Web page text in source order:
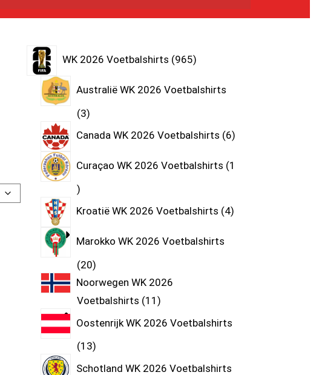
WK 2026 Voetbalshirts 965
Australië WK 2026 Voetbalshirts
3
Canada WK 2026 Voetbalshirts 6
Curaçao WK 2026 Voetbalshirts 1
Kroatië WK 2026 Voetbalshirts 4
Marokko WK 2026 Voetbalshirts
20
Noorwegen WK 2026
Voetbalshirts 11
Oostenrijk WK 2026 Voetbalshirts
13
Schotland WK 2026 Voetbalshirts